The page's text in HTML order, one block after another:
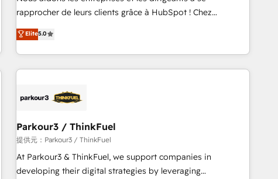
Onboarding , Data Migration, Custom Integration & Platform
Top 1% of partners worldwide -In-house team of 25+
experts Contact us today to help you get more from your
rapprocher de leurs clients grâce à HubSpot ! Chez
DIGITALISIM, nous avons l'intime conviction que la réussite
des entreprises passe par l’innovation web, le marketing
digital, et la relation client ! C'est pourquoi, nos experts sont
à la fois capables de gérer votre projet de création de site
pilotage et l'intégration d'HubSpot ! Les grandes phases
migration et intégration des bases de données. 🚀
Développement des interfaces avec vos logiciels métiers ⚙️
Configuration de la plateforme HubSpot 📈 Configuration
de rapports et tableaux de bord 🤝 Book Process &
Elite5.0
Parkour3 / ThinkFuel
提供元：Parkour3 / ThinkFuel
At Parkour3 & ThinkFuel, we support companies in
developing their digital strategies by leveraging